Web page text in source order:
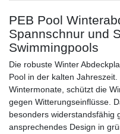
PEB Pool
Spannschnur und
Swimmingpools
Die robuste Winter
Pool in der kalten
Wintermonate, schützt die
gegen Witterungseinflüsse.
besonders widerstandsfähig
ansprechendes Design in